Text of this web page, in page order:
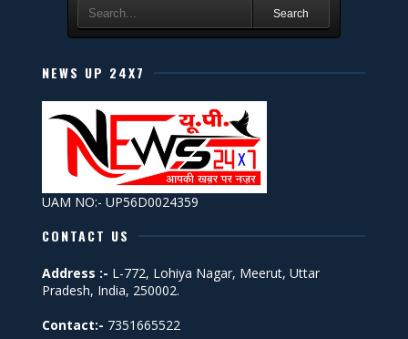
Search
NEWS UP 24X7
UAM NO:- UP56D0024359
CONTACT US
Address :- L-772, Lohiya Nagar, Meerut, Uttar
Pradesh, India, 250002.
Contact:- 7351665522